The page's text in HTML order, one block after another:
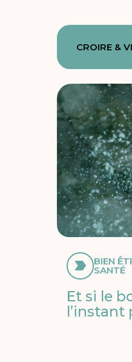
CROIRE &
BIEN
SANTÉ
Et si le
l’instant